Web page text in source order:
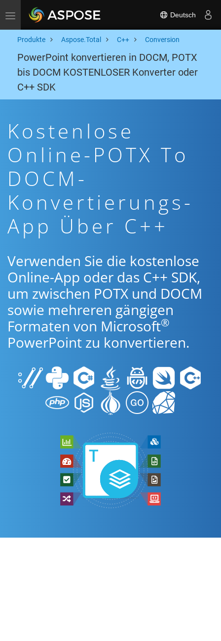
Toggle navigation Deutsch
Produkte Aspose.Total C++ Conversion
PowerPoint konvertieren in DOCM, POTX
bis DOCM KOSTENLOSER Konverter oder
C++ SDK
Kostenlose
Online-POTX To
DOCM-
Konvertierungs-
App Über C++
Verwenden Sie die kostenlose
Online-App oder das C++ SDK,
um zwischen POTX und DOCM
sowie mehreren gängigen
Formaten von Microsoft®
PowerPoint zu konvertieren.